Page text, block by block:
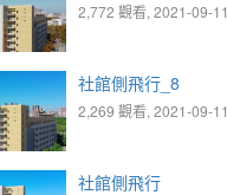
2,772 觀看, 2021-09-11
社館側飛行_8
2,269 觀看, 2021-09-11
社館側飛行